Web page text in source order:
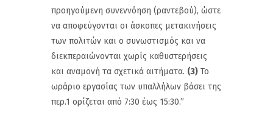
προηγούμενη συνεννόηση (ραντεβού), ώστε
να αποφεύγονται οι άσκοπες μετακινήσεις
των πολιτών και ο συνωστισμός και να
διεκπεραιώνονται χωρίς καθυστερήσεις
και αναμονή τα σχετικά αιτήματα. (3) Το
ωράριο εργασίας των υπαλλήλων βάσει της
περ.1 ορίζεται από 7:30 έως 15:30.”